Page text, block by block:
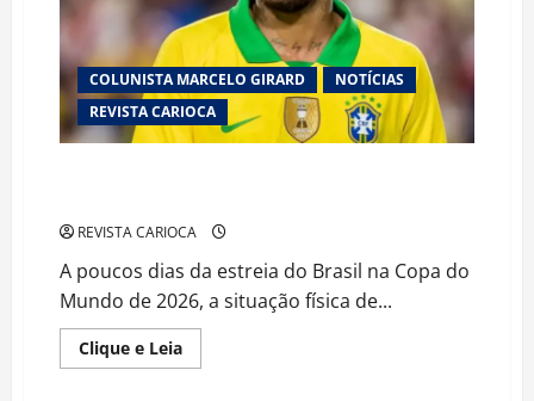
Investigação
de
Casos
Graves
COLUNISTA MARCELO GIRARD
NOTÍCIAS
REVISTA CARIOCA
REVISTA CARIOCA
A poucos dias da estreia do Brasil na Copa do
Mundo de 2026, a situação física de...
Clique e LeiaRead
more